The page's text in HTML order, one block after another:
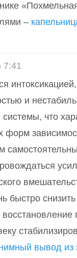
–
7:41
и
системы, что
форм
быстро
вывод из